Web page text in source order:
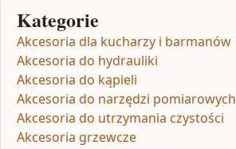
Kategorie
Akcesoria dla kucharzy i barmanów
Akcesoria do hydrauliki
Akcesoria do kąpieli
Akcesoria do narzędzi pomiarowych
Akcesoria do utrzymania czystości
Akcesoria grzewcze